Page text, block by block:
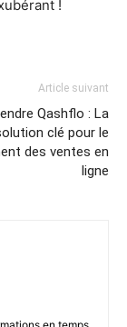
!
Article suivant
Qashflo : La
clé pour le
des ventes en
ligne